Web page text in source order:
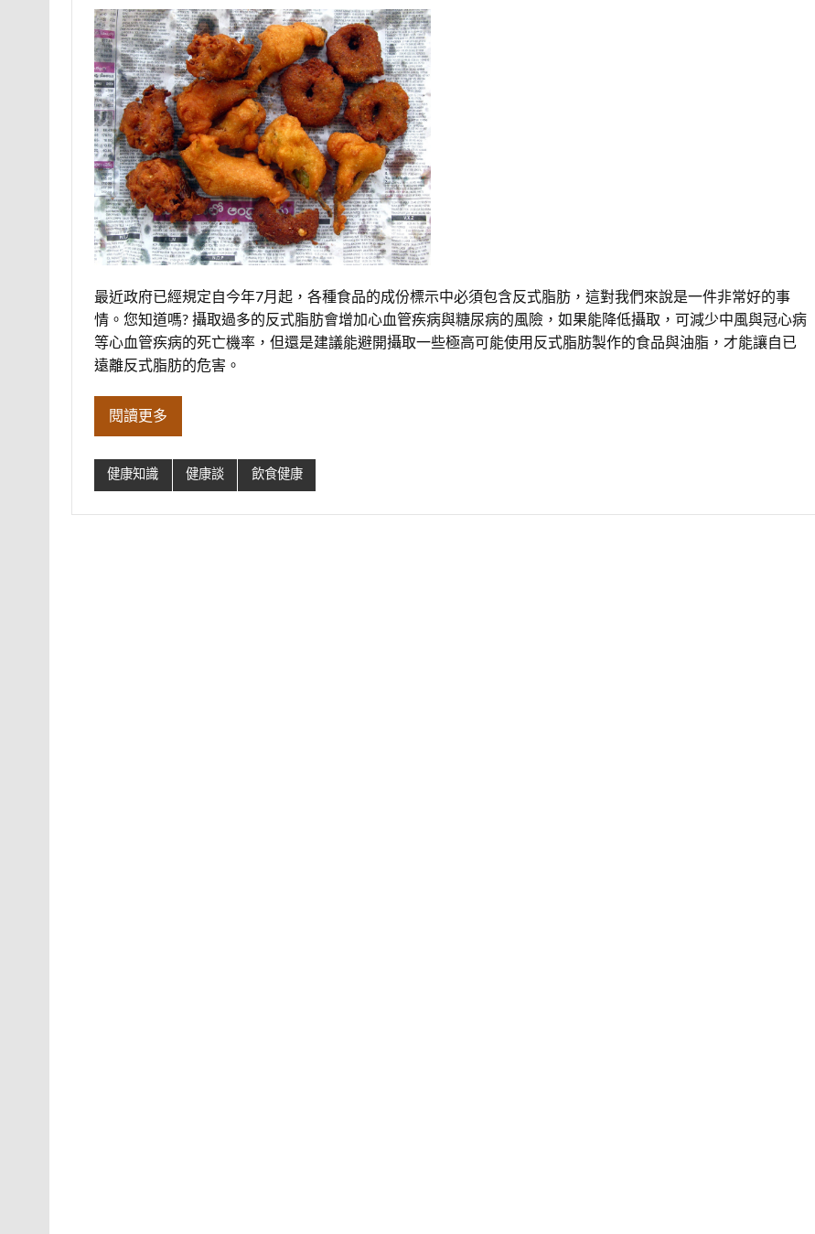
最近政府已經規定自今年7月起，各種食品的成份標示中必須包含反式脂肪，這對我們來說是一件非常好的事
情。您知道嗎? 攝取過多的反式脂肪會增加心血管疾病與糖尿病的風險，如果能降低攝取，可減少中風與冠心病
等心血管疾病的死亡機率，但還是建議能避開攝取一些極高可能使用反式脂肪製作的食品與油脂，才能讓自已
遠離反式脂肪的危害。
閱讀更多
健康知識 健康談 飲食健康